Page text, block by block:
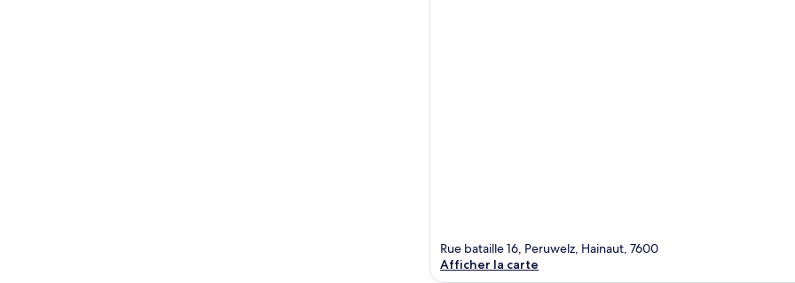
Rue bataille 16, Peruwelz, Hainaut, 7600
Afficher la carte